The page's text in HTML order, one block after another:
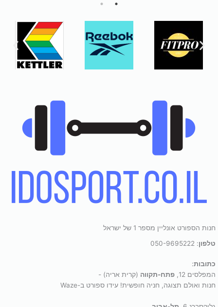
חנות הספורט אונליין מספר 1 של ישראל
טלפון: 050-9695222
כתובות:
המפלסים 12,
פתח-תקווה (קרית אריה) -
חנות ואולם תצוגה, חניה חופשית! עידו ספורט ב-Waze